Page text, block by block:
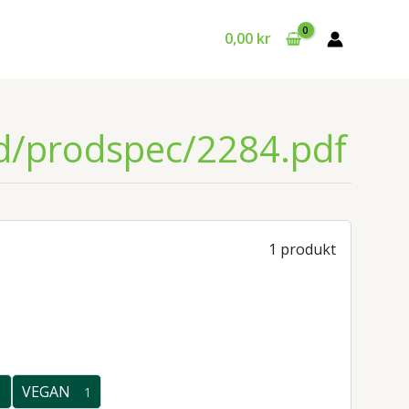
0,00 kr
prodspec/2284.pdf
1 produkt
VEGAN 1
1